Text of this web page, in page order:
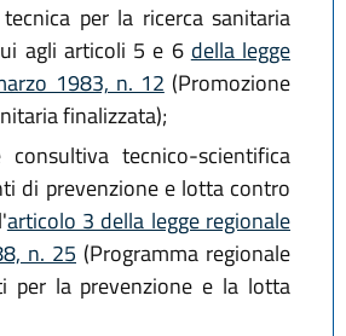
per la ricerca sanitaria
agli articoli 5 e 6 della legge
1983, n. 12 (Promozione
finalizzata);
consultiva tecnico-scientifica
di prevenzione e lotta contro
articolo 3 della legge regionale
n. 25 (Programma regionale
per la prevenzione e la lotta